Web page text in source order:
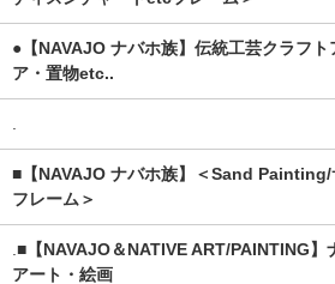
●【NAVAJO ナバホ族】伝統工芸クラフト
ア・置物etc..
.
■【NAVAJO ナバホ族】＜Sand Painting/
フレーム＞
.■【NAVAJO＆NATIVE ART/PAINTING】
アート・絵画